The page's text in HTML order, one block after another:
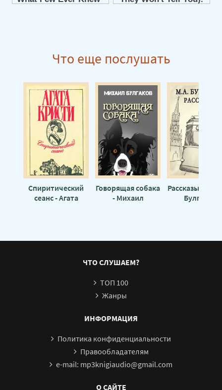
Что еще послушать
Спиритический
сеанс - Агата
Говорящая собака
- Михаил
Рассказы -
Булгаков
ЧТО СЛУШАЕМ?
ТОП 100
Жанры
ИНФОРМАЦИЯ
Политика конфиденциальности
Правообладателям
e-mail: mp3knigiaudio@gmail.com
О САЙТЕ